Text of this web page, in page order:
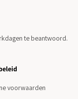
te beantwoord.
voorwaarden